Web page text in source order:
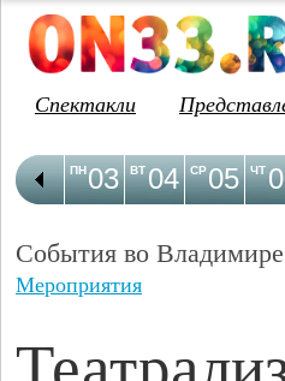
Спектакли
03
ПН 04
ВТ 05
СР ЧТ
События во Владимире
Мероприятия